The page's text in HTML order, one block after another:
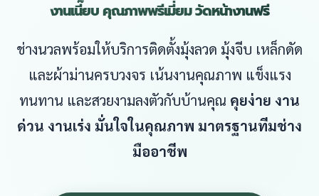
งานเนี๊ยบ คุณภาพพรีเมี่ยม วัดหน้างานฟรี
ช่างนวลพร้อมให้บริการติดตั้งมุ้งลวด มุ้งจีบ เหล็กดัด
และผ้าม่านครบวงจร เน้นงานคุณภาพ แข็งแรง
ทนทาน และสวยงามลงตัวกับบ้านคุณ คุยง่าย งาน
ด่วน งานเร่ง มั่นใจในคุณภาพ มาตรฐานทีมช่าง
มืออาชีพ